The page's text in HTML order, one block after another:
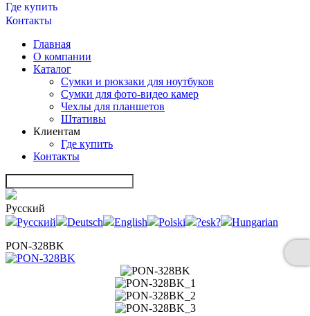
Где купить
Контакты
Главная
О компании
Каталог
Сумки и рюкзаки для ноутбуков
Сумки для фото-видео камер
Чехлы для планшетов
Штативы
Клиентам
Где купить
Контакты
Русский
Русский
Deutsch English Polski ?esk?
Hungarian
PON-328BK